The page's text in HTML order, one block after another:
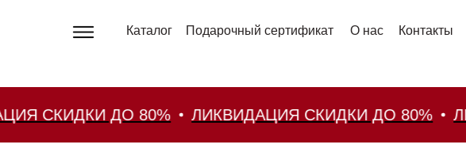
Каталог Подарочный сертификат О нас Контакты
ДО 80% ЛИКВИДАЦИЯ СКИДКИ ДО 80%